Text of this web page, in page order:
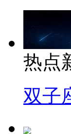
热点
双子